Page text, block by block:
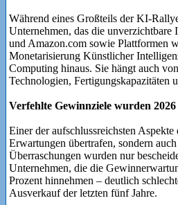
Während eines Großteils der KI-
Unternehmen, das die
und Amazon.com sowie Plattformen
Monetarisierung Künstlicher
Computing hinaus. Sie hängt auch
Technologien, Fertigungskapazitäten
Verfehlte Gewinnziele wurden
Einer der aufschlussreichsten
Erwartungen übertrafen, sondern
Überraschungen wurden nur
Unternehmen, die die
Prozent hinnehmen – deutlich
Ausverkauf der letzten fünf Jahre.